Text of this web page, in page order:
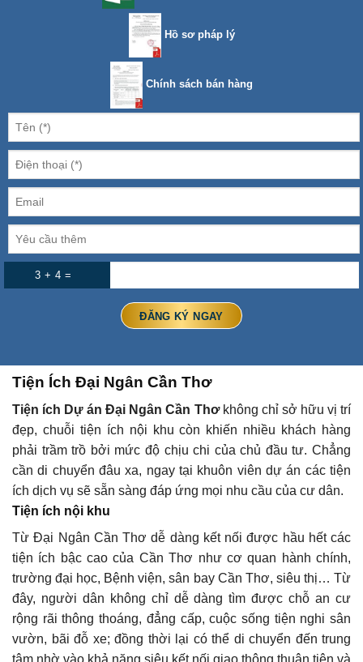
Hồ sơ pháp lý
Chính sách bán hàng
3 + 4 =
Tiện Ích Đại Ngân Cần Thơ
Tiện ích Dự ánĐại Ngân Cần Thơ không chỉ sở hữu vị trí
đẹp, chuỗi tiện ích nội khu còn khiến nhiều khách hàng
phải trầm trồ bởi mức độ chịu chi của chủ đầu tư. Chẳng
cần di chuyển đâu xa, ngay tại khuôn viên dự án các tiện
ích dịch vụ sẽ sẵn sàng đáp ứng mọi nhu cầu của cư dân.
Tiện ích nội khu
Từ Đại Ngân Cần Thơ dễ dàng kết nối được hầu hết các
tiện ích bậc cao của Cần Thơ như cơ quan hành chính,
trường đại học, Bệnh viện, sân bay Cần Thơ, siêu thị… Từ
đây, người dân không chỉ dễ dàng tìm được chỗ an cư
rộng rãi thông thoáng, đẳng cấp, cuộc sống tiện nghi sân
vườn, bãi đỗ xe; đồng thời lại có thể di chuyển đến trung